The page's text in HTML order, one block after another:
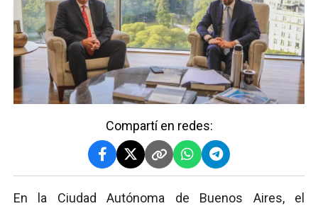
Compartí en redes:
En la Ciudad Autónoma de Buenos Aires, el